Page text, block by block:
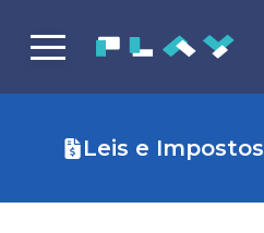
Leis e Impostos